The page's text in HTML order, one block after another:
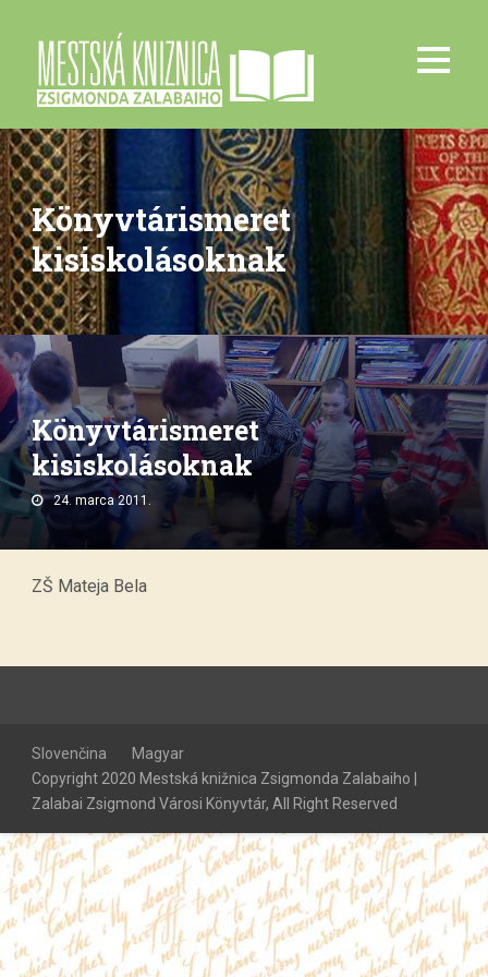
Könyvtárismeret
kisiskolásoknak
Könyvtárismeret
kisiskolásoknak
24. marca 2011.
ZŠ Mateja Bela
Slovenčina
Magyar
Copyright 2020 Mestská knižnica Zsigmonda Zalabaiho |
Zalabai Zsigmond Városi Könyvtár, All Right Reserved